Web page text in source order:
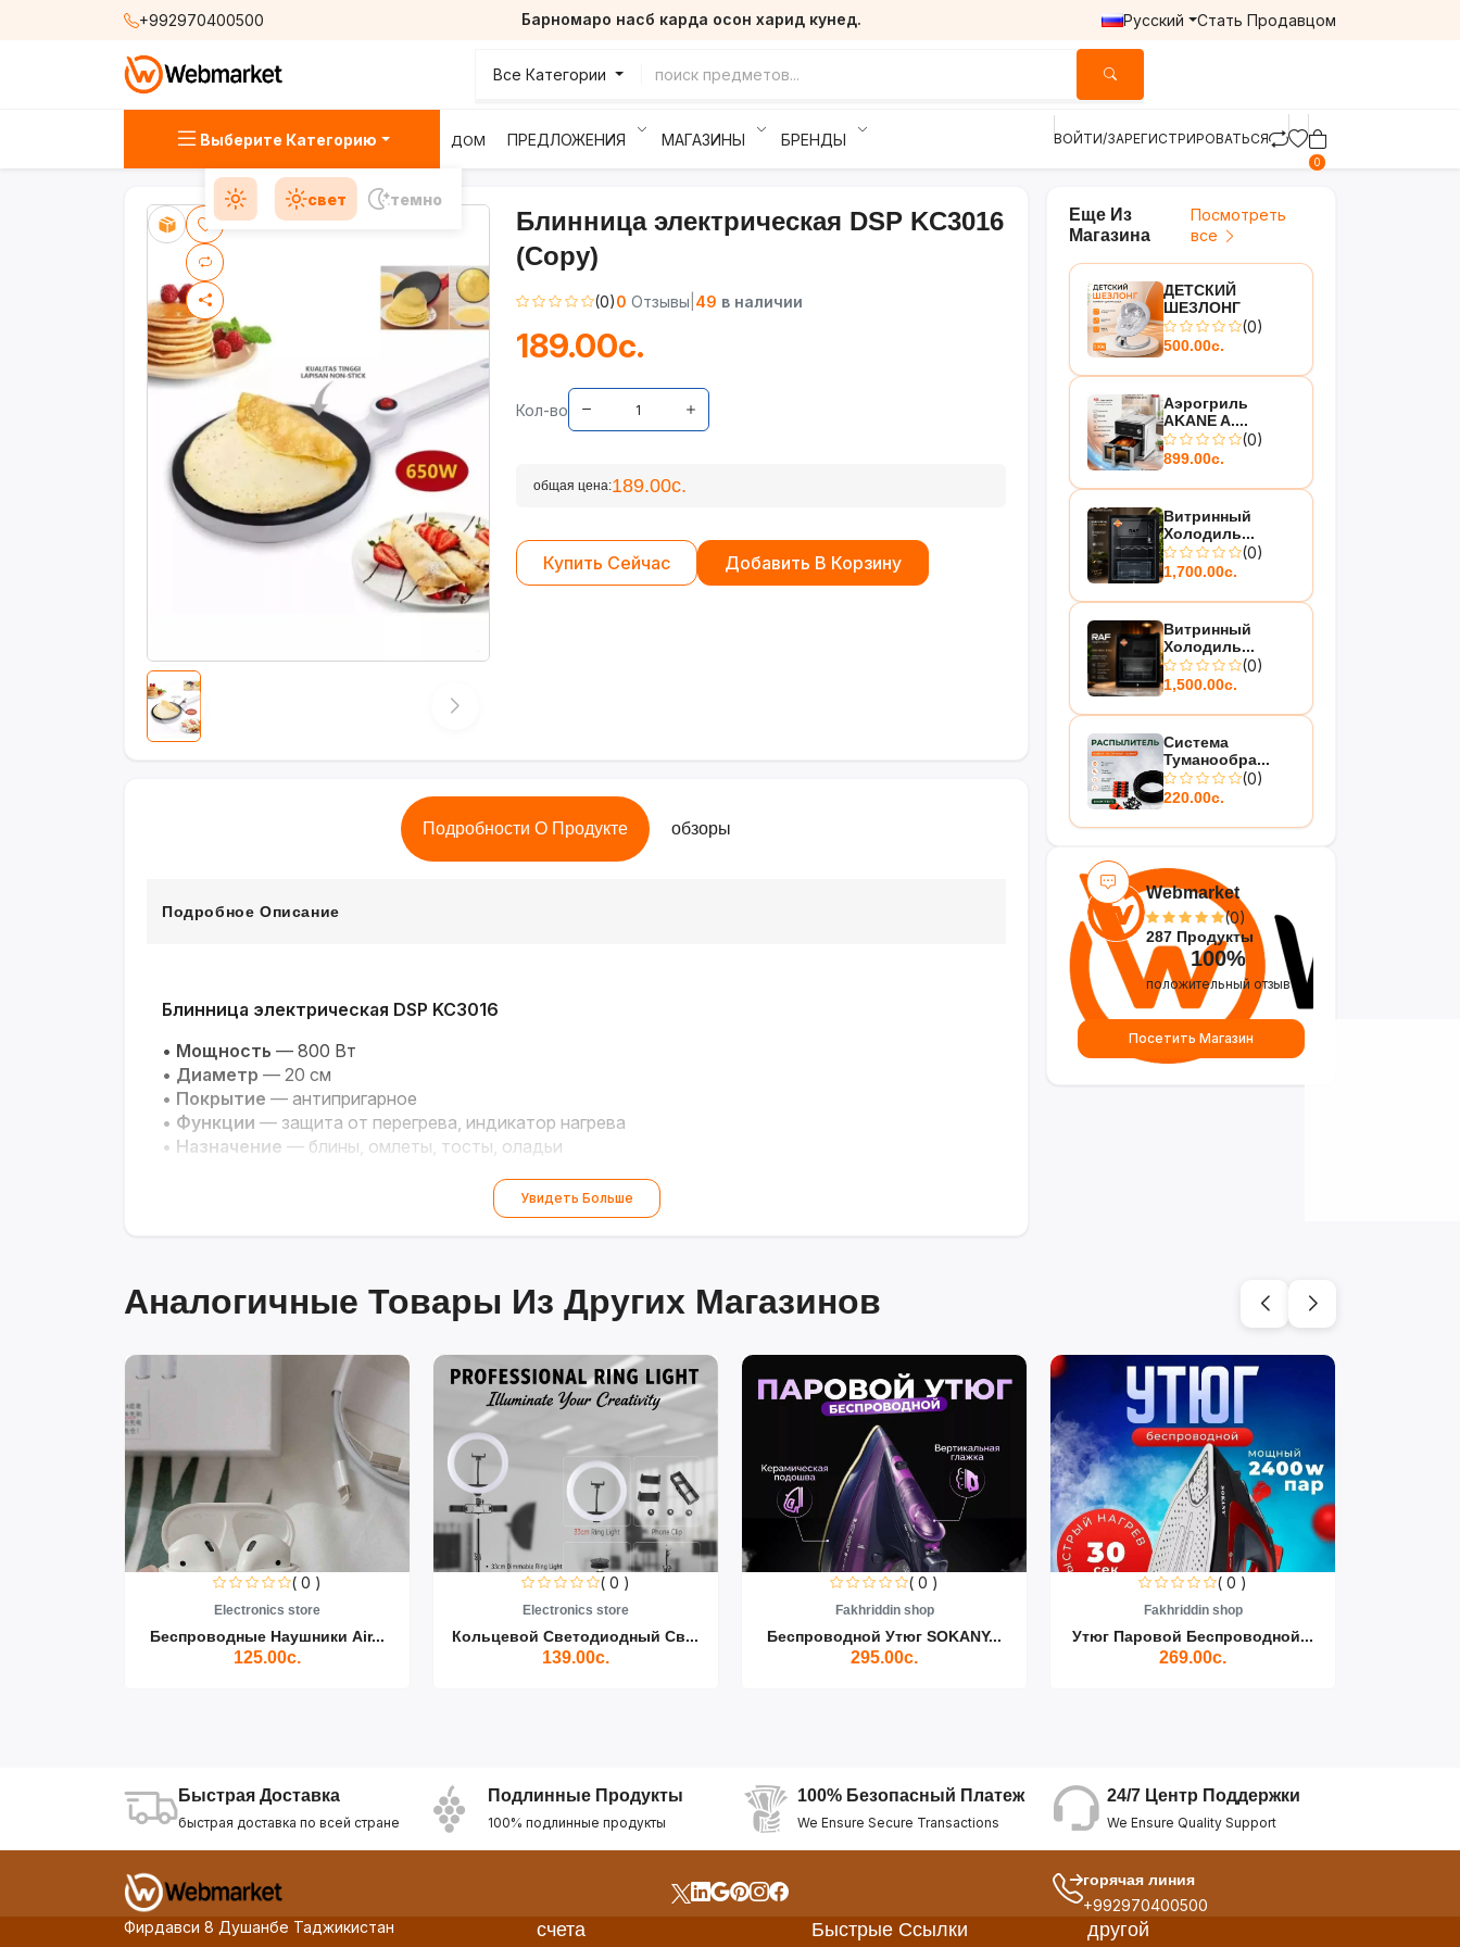
+992970400500 Барномаро насб карда осон харид кунед. Русский Стать Продавцом
Все Категории
Выберите Категорию ДОМ ПРЕДЛОЖЕНИЯ МАГАЗИНЫ БРЕНДЫ ВОЙТИ/ЗАРЕГИСТРИРОВАТЬСЯ
0
свет темно
Блинница электрическая DSP KC3016
(Copy)
(0)0 Отзывы 49 в наличии
189.00с.
Кол-во
общая цена:189.00с.
Купить Сейчас Добавить В Корзину
Подробности О Продукте обзоры
Подробное Описание
Блинница электрическая DSP KC3016
• Мощность — 800 Вт
• Диаметр — 20 см
• Покрытие — антипригарное
• Функции — защита от перегрева, индикатор нагрева
• Назначение — блины, омлеты, тосты, оладьи
Увидеть Больше
Еще Из
Магазина
Посмотреть
все
ДЕТСКИЙ
ШЕЗЛОНГ
(0)
500.00с.
Аэрогриль
AKANE A....
(0)
899.00с.
Витринный
Холодиль...
(0)
1,700.00с.
Витринный
Холодиль...
(0)
1,500.00с.
Система
Туманообра...
(0)
220.00с.
Webmarket
(0)
287 Продукты
100%
положительный отзыв
Посетить Магазин
Аналогичные Товары Из Других Магазинов
( 0 )
Electronics store
Беспроводные Наушники Air...
125.00с.
( 0 )
Electronics store
Кольцевой Светодиодный Св...
139.00с.
( 0 )
Fakhriddin shop
Беспроводной Утюг SOKANY...
295.00с.
( 0 )
Fakhriddin shop
Утюг Паровой Беспроводной...
269.00с.
Быстрая Доставка
быстрая доставка по всей стране
Подлинные Продукты
100% подлинные продукты
100% Безопасный Платеж
We Ensure Secure Transactions
24/7 Центр Поддержки
We Ensure Quality Support
горячая линия
+992970400500
Фирдавси 8 Душанбе Таджикистан
счета Быстрые Ссылки другой